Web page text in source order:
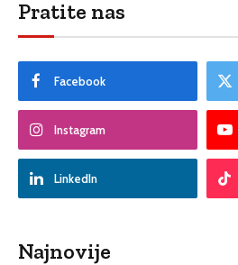
Pratite nas
Facebook
Instagram
LinkedIn
Najnovije